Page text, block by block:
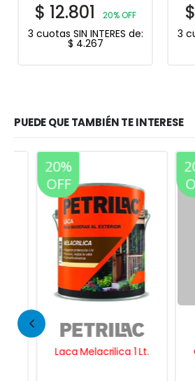
$ 12.801 20% OFF
3 cuotas SIN INTERES de:
$ 4.267
$
3
PUEDE QUE TAMBIÉN TE INTERESE
20%
OFF
Laca Melacrilica 1 Lt.
OFF